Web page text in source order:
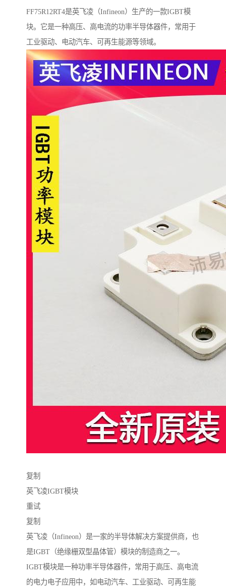
FF75R12RT4是英飞凌（Infineon）生产的一款IGBT模
块。它是一种高压、高电流的功率半导体器件，常用于
工业驱动、电动汽车、可再生能源等领域。
复制
英飞凌IGBT模块
重试
复制
英飞凌（Infineon）是一家的半导体解决方案提供商，也
是IGBT（绝缘栅双型晶体管）模块的制造商之一。
IGBT模块是一种功率半导体器件，常用于高压、高电流
的电力电子应用中，如电动汽车、工业驱动、可再生能